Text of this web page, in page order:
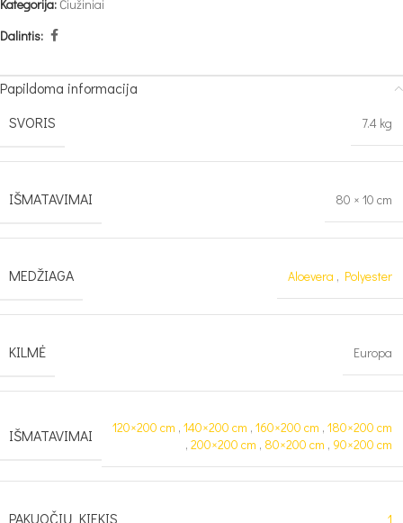
Kategorija:Čiužiniai
Dalintis:
Papildoma informacija
SVORIS
7.4 kg
IŠMATAVIMAI 80 × 10 cm
MEDŽIAGA Aloevera , Polyester
KILMĖ Europa
IŠMATAVIMAI 120×200 cm , 140×200 cm , 160×200 cm , 180×200 cm
, 200×200 cm , 80×200 cm , 90×200 cm
PAKUOČIŲ KIEKIS 1